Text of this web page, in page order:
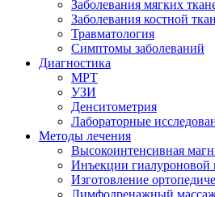
Заболевания мягких
Заболевания костной
Травматология
Симптомы заболеваний
Диагностика
МРТ
УЗИ
Денситометрия
Лабораторные
Методы лечения
Высокоинтенсивная
Инъекции гиалуроновой
Изготовление
Лимфодренажный